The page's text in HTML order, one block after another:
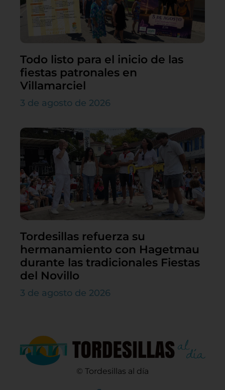
Todo listo para el inicio de las
fiestas patronales en
Villamarciel
3 de agosto de 2026
Tordesillas refuerza su
hermanamiento con Hagetmau
durante las tradicionales Fiestas
del Novillo
3 de agosto de 2026
© Tordesillas al día